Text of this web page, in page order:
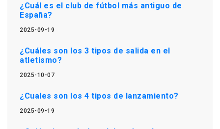
¿Cuál es el club de fútbol más antiguo de
España?
2025-09-19
¿Cuáles son los 3 tipos de salida en el
atletismo?
2025-10-07
¿Cuales son los 4 tipos de lanzamiento?
2025-09-19